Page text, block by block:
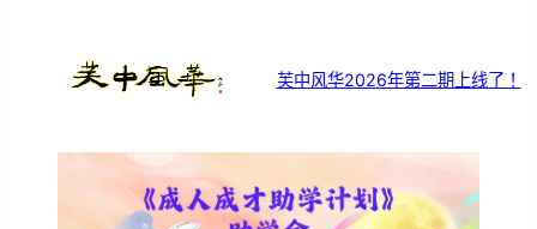
芙中风华2026年第二期上线了！